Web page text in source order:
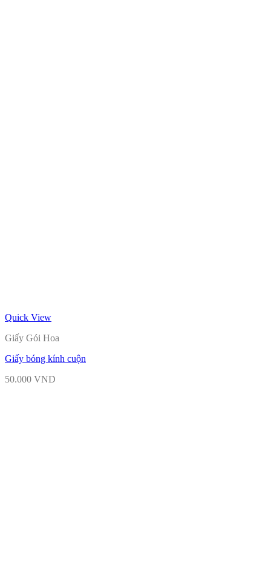
Quick View
Giấy Gói Hoa
Giấy bóng kính cuộn
50.000 VND